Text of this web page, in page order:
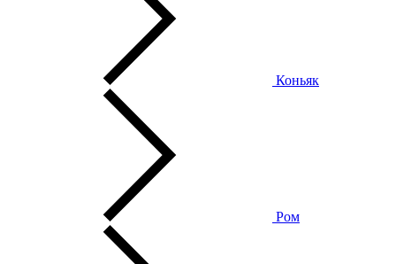
Коньяк
Ром